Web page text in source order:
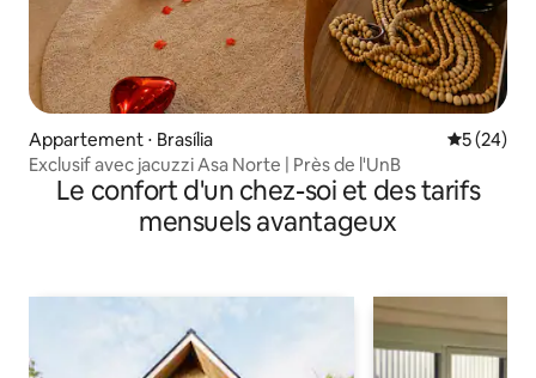
Appartement ⋅ Brasília
5 (24)
Exclusif avec jacuzzi Asa Norte | Près de l'UnB
Le confort d'un chez-soi et des tarifs
mensuels avantageux